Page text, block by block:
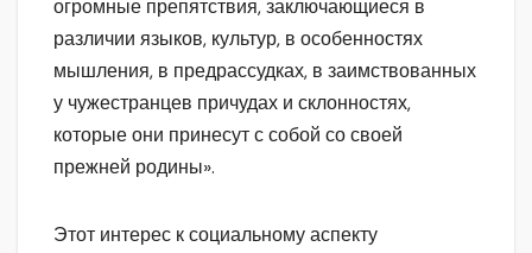
огромные препятствия, заключающиеся в
различии языков, культур, в особенностях
мышления, в предрассудках, в заимствованных
у чужестранцев причудах и склонностях,
которые они принесут с собой со своей
прежней родины».
Этот интерес к социальному аспекту